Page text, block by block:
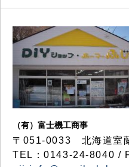
（有）富士機工商事
〒051-0033 北海道室
TEL：0143-24-8040 /